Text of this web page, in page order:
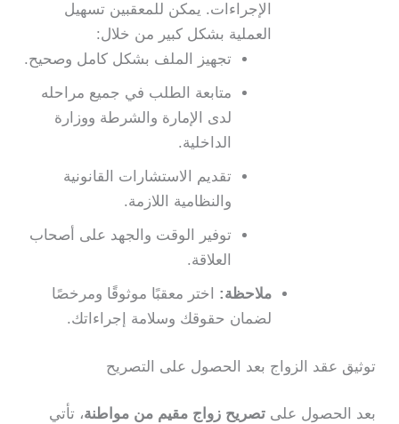
الإجراءات. يمكن للمعقبين تسهيل
العملية بشكل كبير من خلال:
تجهيز الملف بشكل كامل وصحيح.
متابعة الطلب في جميع مراحله
لدى الإمارة والشرطة ووزارة
الداخلية.
تقديم الاستشارات القانونية
والنظامية اللازمة.
توفير الوقت والجهد على أصحاب
العلاقة.
ملاحظة: اختر معقبًا موثوقًا ومرخصًا
لضمان حقوقك وسلامة إجراءاتك.
توثيق عقد الزواج بعد الحصول على التصريح
بعد الحصول علىتصريح زواج مقيم من مواطنة، تأتي